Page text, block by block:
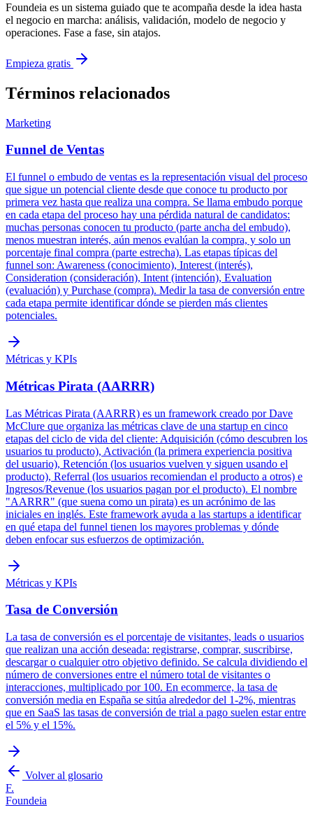
Foundeia es un sistema guiado que te acompaña desde la idea hasta
el negocio en marcha: análisis, validación, modelo de negocio y
operaciones. Fase a fase, sin atajos.
Empieza gratis
Términos relacionados
Marketing
Funnel de Ventas
El funnel o embudo de ventas es la representación visual del proceso
que sigue un potencial cliente desde que conoce tu producto por
primera vez hasta que realiza una compra. Se llama embudo porque
en cada etapa del proceso hay una pérdida natural de candidatos:
muchas personas conocen tu producto (parte ancha del embudo),
menos muestran interés, aún menos evalúan la compra, y solo un
porcentaje final compra (parte estrecha). Las etapas típicas del
funnel son: Awareness (conocimiento), Interest (interés),
Consideration (consideración), Intent (intención), Evaluation
(evaluación) y Purchase (compra). Medir la tasa de conversión entre
cada etapa permite identificar dónde se pierden más clientes
potenciales.
Métricas y KPIs
Métricas Pirata (AARRR)
Las Métricas Pirata (AARRR) es un framework creado por Dave
McClure que organiza las métricas clave de una startup en cinco
etapas del ciclo de vida del cliente: Adquisición (cómo descubren los
usuarios tu producto), Activación (la primera experiencia positiva
del usuario), Retención (los usuarios vuelven y siguen usando el
producto), Referral (los usuarios recomiendan el producto a otros) e
Ingresos/Revenue (los usuarios pagan por el producto). El nombre
"AARRR" (que suena como un pirata) es un acrónimo de las
iniciales en inglés. Este framework ayuda a las startups a identificar
en qué etapa del funnel tienen los mayores problemas y dónde
deben enfocar sus esfuerzos de optimización.
Métricas y KPIs
Tasa de Conversión
La tasa de conversión es el porcentaje de visitantes, leads o usuarios
que realizan una acción deseada: registrarse, comprar, suscribirse,
descargar o cualquier otro objetivo definido. Se calcula dividiendo el
número de conversiones entre el número total de visitantes o
interacciones, multiplicado por 100. En ecommerce, la tasa de
conversión media en España se sitúa alrededor del 1-2%, mientras
que en SaaS las tasas de conversión de trial a pago suelen estar entre
el 5% y el 15%.
Volver al glosario
F.
Foundeia